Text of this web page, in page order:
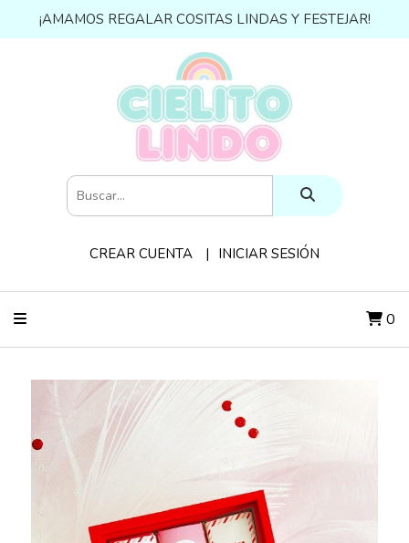
¡AMAMOS REGALAR COSITAS LINDAS Y FESTEJAR!
CREAR CUENTA INICIAR SESIÓN
0